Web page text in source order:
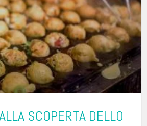
SCOPERTA DELLO